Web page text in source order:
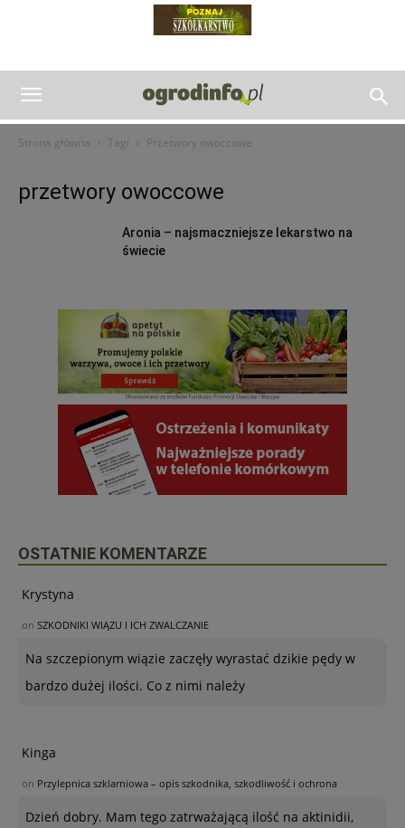
Strona główna Tagi Przetwory owoccowe
przetwory owoccowe
Aronia – najsmaczniejsze lekarstwo na
świecie
OSTATNIE KOMENTARZE
Krystyna
on SZKODNIKI WIĄZU I ICH ZWALCZANIE
Na szczepionym wiązie zaczęły wyrastać dzikie pędy w
bardzo dużej ilości. Co z nimi należy
Kinga
on Przylepnica szklarniowa – opis szkodnika, szkodliwość i ochrona
Dzień dobry. Mam tego zatrważającą ilość na aktinidii,